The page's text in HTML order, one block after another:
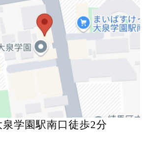
学園駅南口徒歩2分